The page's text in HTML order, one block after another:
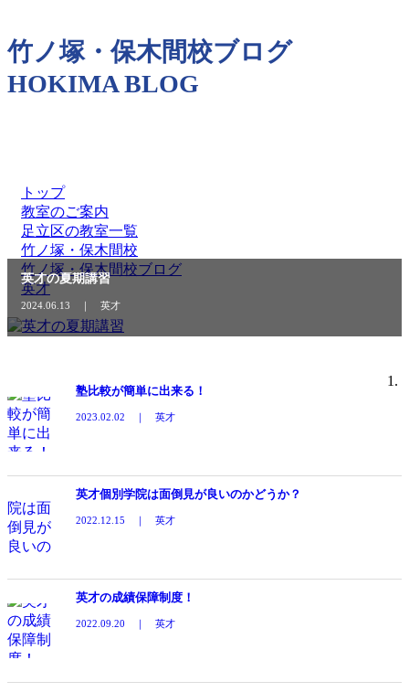
竹ノ塚・保木間校ブログ
HOKIMA BLOG
トップ
教室のご案内
足立区の教室一覧
竹ノ塚・保木間校
竹ノ塚・保木間校ブログ
英才
英才の夏期講習
2024.06.13 ｜ 英才
塾比較が簡単に出来る！
2023.02.02 ｜ 英才
英才個別学院は面倒見が良いのかどうか？
2022.12.15 ｜ 英才
英才の成績保障制度！
2022.09.20 ｜ 英才